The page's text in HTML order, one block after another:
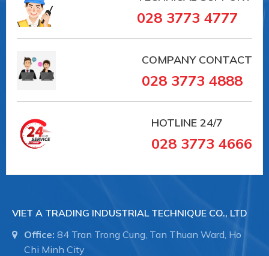
028 3773 4777
COMPANY CONTACT
028 3773 4888
HOTLINE 24/7
028 3773 4666
VIET A TRADING INDUSTRIAL TECHNIQUE CO., LTD
Office: 84 Tran Trong Cung, Tan Thuan Ward, Ho
Chi Minh City